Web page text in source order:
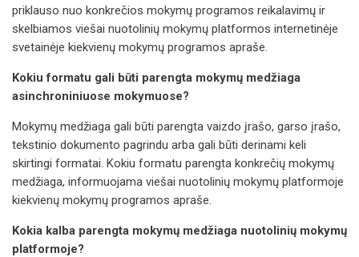
priklauso nuo konkrečios mokymų programos reikalavimų ir
skelbiamos viešai nuotolinių mokymų platformos internetinėje
svetainėje kiekvienų mokymų programos apraše.
Kokiu formatu gali būti parengta mokymų medžiaga
asinchroniniuose mokymuose?
Mokymų medžiaga gali būti parengta vaizdo įrašo, garso įrašo,
tekstinio dokumento pagrindu arba gali būti derinami keli
skirtingi formatai. Kokiu formatu parengta konkrečių mokymų
medžiaga, informuojama viešai nuotolinių mokymų platformoje
kiekvienų mokymų programos apraše.
Kokia kalba parengta mokymų medžiaga nuotolinių mokymų
platformoje?